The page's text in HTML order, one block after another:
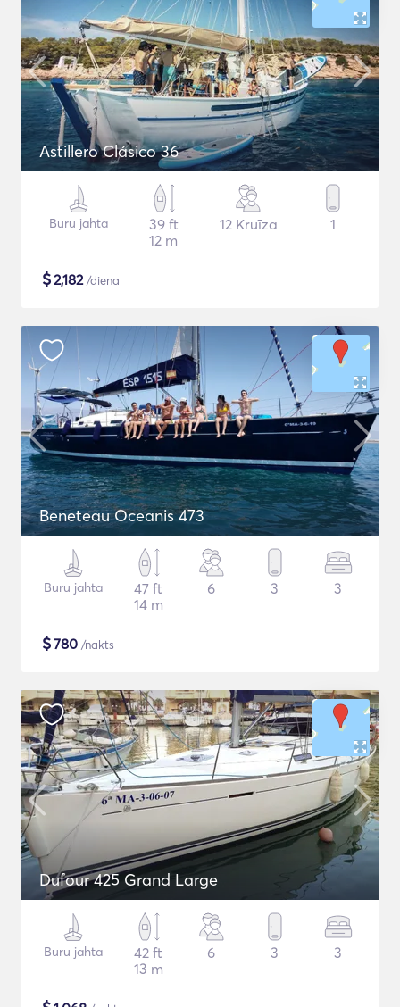
Astillero Clásico 36
Buru jahta
39 ft
12 m
12 Kruīza 1
$2,182/diena
Beneteau Oceanis 473
Buru jahta
47 ft
14 m
6 3 3
$780 /nakts
Dufour 425 Grand Large
Buru jahta
42 ft
13 m
6 3 3